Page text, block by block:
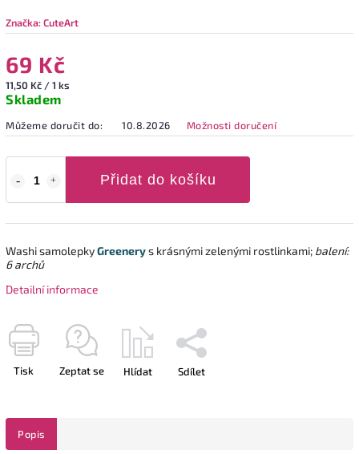
Značka:CuteArt
69 Kč
11,50 Kč / 1 ks
Skladem
Můžeme doručit do: 10.8.2026 Možnosti doručení
Přidat do košíku
Washi samolepkyGreenerys krásnými zelenými rostlinkami; balení:
6 archů
Detailní informace
Tisk Zeptat se Hlídat Sdílet
Popis